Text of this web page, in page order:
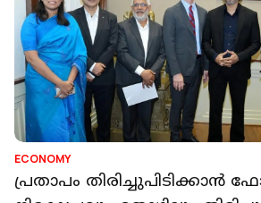
ECONOMY
പ്രതാപം തിരിച്ചുപിടിക്കാൻ